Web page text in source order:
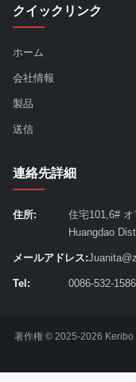
クイックリンク
ホーム
会社情報
製品
送信
連絡先詳細
住所:
住宅101,6#
Huangdao
メールアドレス:
Tel: 0086-532-
著作権 © 2025-2026 Keribo